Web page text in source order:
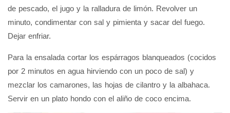
de pescado, el jugo y la ralladura de limón. Revolver un
minuto, condimentar con sal y pimienta y sacar del fuego.
Dejar enfriar.
Para la ensalada cortar los espárragos blanqueados (cocidos
por 2 minutos en agua hirviendo con un poco de sal) y
mezclar los camarones, las hojas de cilantro y la albahaca.
Servir en un plato hondo con el aliño de coco encima.